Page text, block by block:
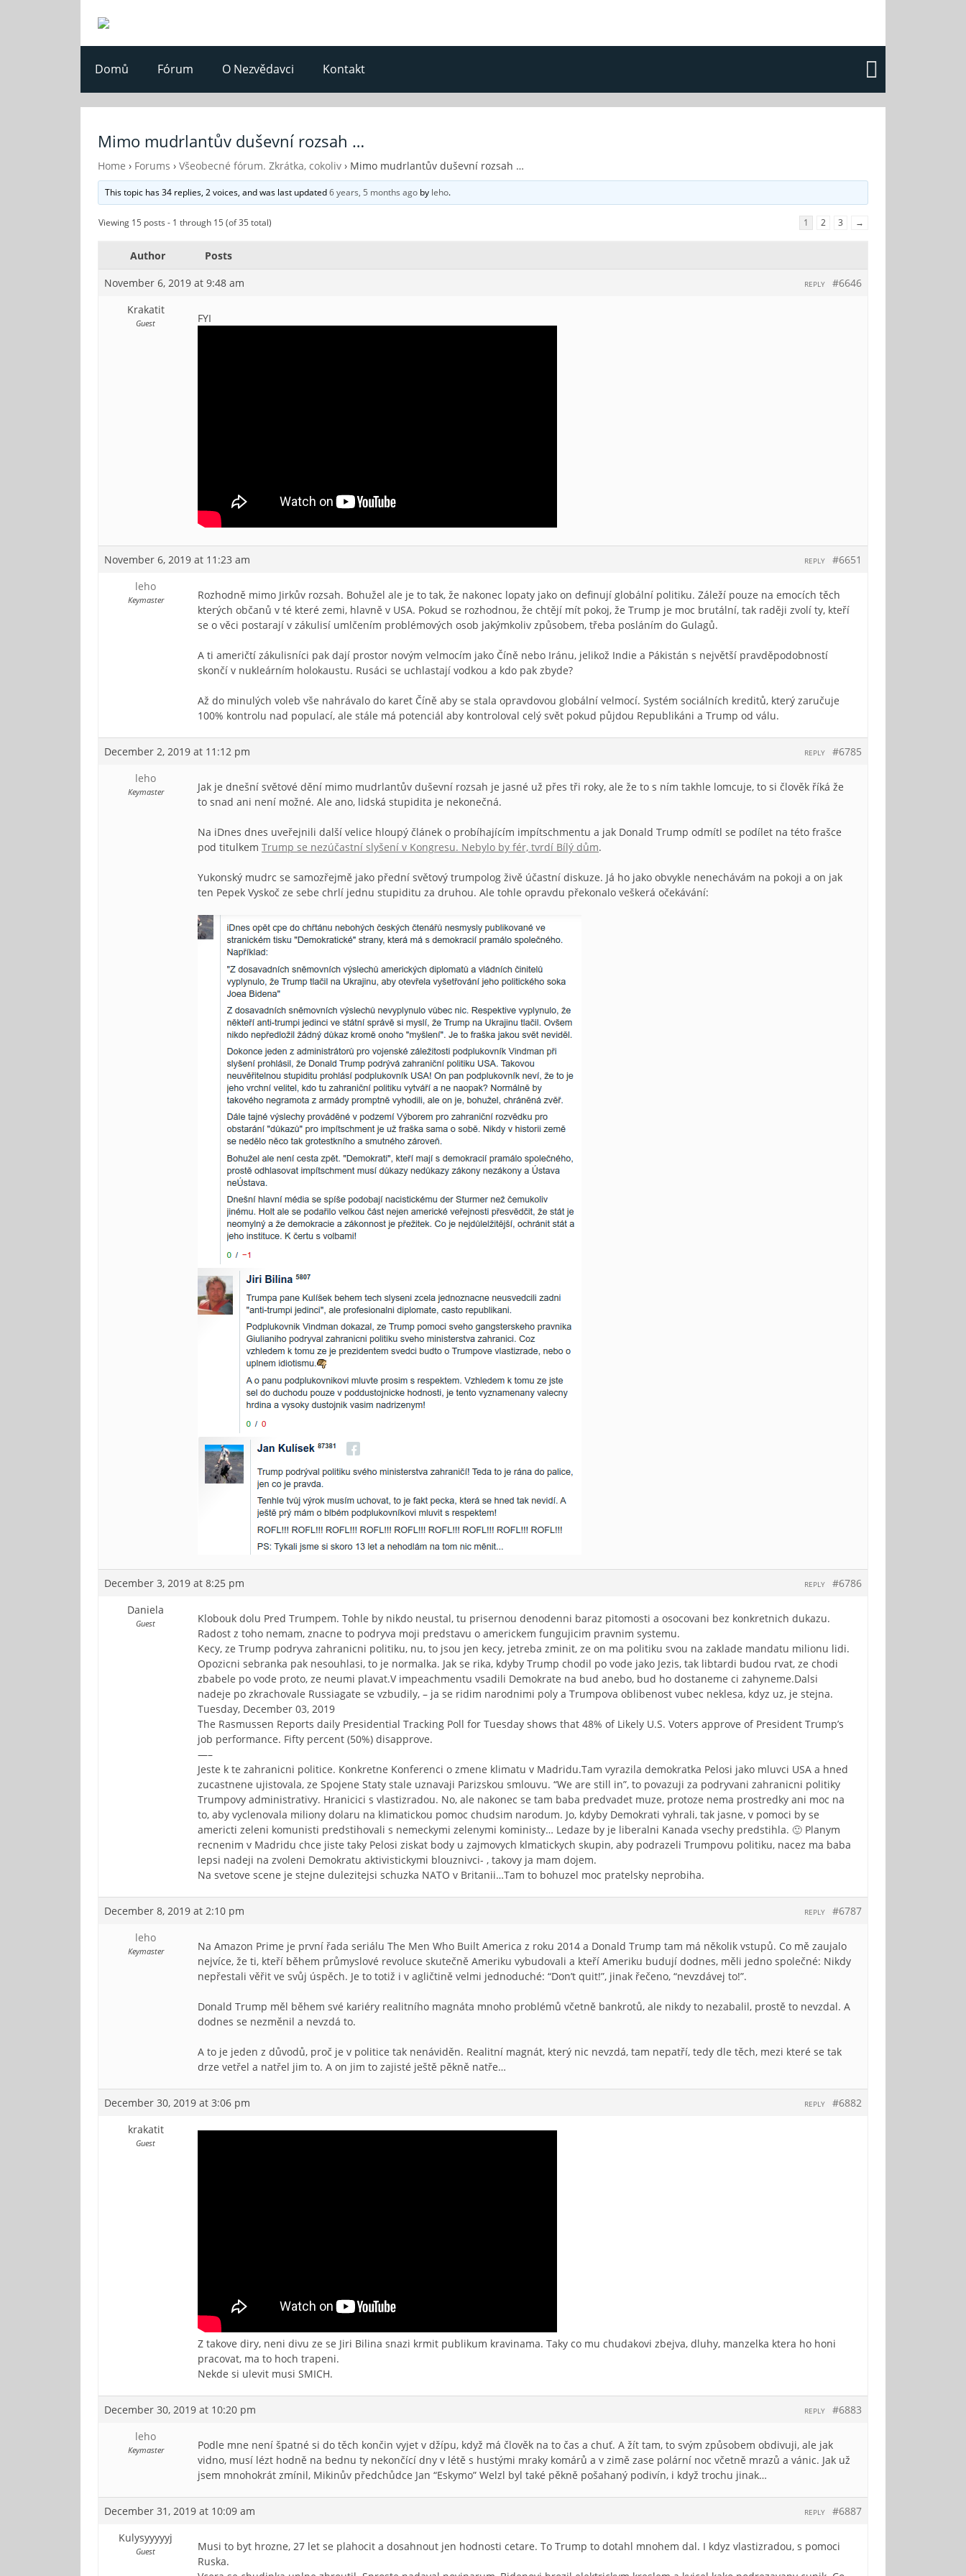
Domů Fórum O Nezvědavci Kontakt
Mimo mudrlantův duševní rozsah …
Home › Forums › Všeobecné fórum. Zkrátka, cokoliv › Mimo mudrlantův duševní rozsah …
This topic has 34 replies, 2 voices, and was last updated6 years, 5 months ago by leho.
Viewing 15 posts - 1 through 15 (of 35 total) 1 2 3 →
Author
Posts
November 6, 2019 at 9:48 am
#6646
REPLY
Krakatit
Guest FYI
November 6, 2019 at 11:23 am #6651
REPLY
leho
Keymaster
Rozhodně mimo Jirkův rozsah. Bohužel ale je to tak, že nakonec lopaty jako on definují globální politiku. Záleží pouze na emocích těch
kterých občanů v té které zemi, hlavně v USA. Pokud se rozhodnou, že chtějí mít pokoj, že Trump je moc brutální, tak raději zvolí ty, kteří
se o věci postarají v zákulisí umlčením problémových osob jakýmkoliv způsobem, třeba posláním do Gulagů.
A ti američtí zákulisníci pak dají prostor novým velmocím jako Číně nebo Iránu, jelikož Indie a Pákistán s největší pravděpodobností
skončí v nukleárním holokaustu. Rusáci se uchlastají vodkou a kdo pak zbyde?
Až do minulých voleb vše nahrávalo do karet Číně aby se stala opravdovou globální velmocí. Systém sociálních kreditů, který zaručuje
100% kontrolu nad populací, ale stále má potenciál aby kontroloval celý svět pokud půjdou Republikáni a Trump od válu.
December 2, 2019 at 11:12 pm #6785
REPLY
leho
Keymaster
Jak je dnešní světové dění mimo mudrlantův duševní rozsah je jasné už přes tři roky, ale že to s ním takhle lomcuje, to si člověk říká že
to snad ani není možné. Ale ano, lidská stupidita je nekonečná.
Na iDnes dnes uveřejnili další velice hloupý článek o probíhajícím impítschmentu a jak Donald Trump odmítl se podílet na této frašce
pod titulkem Trump se nezúčastní slyšení v Kongresu. Nebylo by fér, tvrdí Bílý dům.
Yukonský mudrc se samozřejmě jako přední světový trumpolog živě účastní diskuze. Já ho jako obvykle nenechávám na pokoji a on jak
ten Pepek Vyskoč ze sebe chrlí jednu stupiditu za druhou. Ale tohle opravdu překonalo veškerá očekávání:
December 3, 2019 at 8:25 pm #6786
REPLY
Daniela
Guest
Klobouk dolu Pred Trumpem. Tohle by nikdo neustal, tu prisernou denodenni baraz pitomosti a osocovani bez konkretnich dukazu.
Radost z toho nemam, znacne to podryva moji predstavu o americkem fungujicim pravnim systemu.
Kecy, ze Trump podryva zahranicni politiku, nu, to jsou jen kecy, jetreba zminit, ze on ma politiku svou na zaklade mandatu milionu lidi.
Opozicni sebranka pak nesouhlasi, to je normalka. Jak se rika, kdyby Trump chodil po vode jako Jezis, tak libtardi budou rvat, ze chodi
zbabele po vode proto, ze neumi plavat.V impeachmentu vsadili Demokrate na bud anebo, bud ho dostaneme ci zahyneme.Dalsi
nadeje po zkrachovale Russiagate se vzbudily, – ja se ridim narodnimi poly a Trumpova oblibenost vubec neklesa, kdyz uz, je stejna.
Tuesday, December 03, 2019
The Rasmussen Reports daily Presidential Tracking Poll for Tuesday shows that 48% of Likely U.S. Voters approve of President Trump’s
job performance. Fifty percent (50%) disapprove.
—–
Jeste k te zahranicni politice. Konkretne Konferenci o zmene klimatu v Madridu.Tam vyrazila demokratka Pelosi jako mluvci USA a hned
zucastnene ujistovala, ze Spojene Staty stale uznavaji Parizskou smlouvu. “We are still in”, to povazuji za podryvani zahranicni politiky
Trumpovy administrativy. Hranicici s vlastizradou. No, ale nakonec se tam baba predvadet muze, protoze nema prostredky ani moc na
to, aby vyclenovala miliony dolaru na klimatickou pomoc chudsim narodum. Jo, kdyby Demokrati vyhrali, tak jasne, v pomoci by se
americti zeleni komunisti predstihovali s nemeckymi zelenymi koministy… Ledaze by je liberalni Kanada vsechy predstihla. 🙂 Planym
recnenim v Madridu chce jiste taky Pelosi ziskat body u zajmovych klmatickych skupin, aby podrazeli Trumpovu politiku, nacez ma baba
lepsi nadeji na zvoleni Demokratu aktivistickymi blouznivci- , takovy ja mam dojem.
Na svetove scene je stejne dulezitejsi schuzka NATO v Britanii…Tam to bohuzel moc pratelsky neprobiha.
December 8, 2019 at 2:10 pm #6787
REPLY
leho
Keymaster
Na Amazon Prime je první řada seriálu The Men Who Built America z roku 2014 a Donald Trump tam má několik vstupů. Co mě zaujalo
nejvíce, že ti, kteří během průmyslové revoluce skutečně Ameriku vybudovali a kteří Ameriku budují dodnes, měli jedno společné: Nikdy
nepřestali věřit ve svůj úspěch. Je to totiž i v agličtině velmi jednoduché: “Don’t quit!”, jinak řečeno, “nevzdávej to!”.
Donald Trump měl během své kariéry realitního magnáta mnoho problémů včetně bankrotů, ale nikdy to nezabalil, prostě to nevzdal. A
dodnes se nezměnil a nevzdá to.
A to je jeden z důvodů, proč je v politice tak nenáviděn. Realitní magnát, který nic nevzdá, tam nepatří, tedy dle těch, mezi které se tak
drze vetřel a natřel jim to. A on jim to zajisté ještě pěkně natře…
December 30, 2019 at 3:06 pm #6882
REPLY
krakatit
Guest
Z takove diry, neni divu ze se Jiri Bilina snazi krmit publikum kravinama. Taky co mu chudakovi zbejva, dluhy, manzelka ktera ho honi
pracovat, ma to hoch trapeni.
Nekde si ulevit musi SMICH.
December 30, 2019 at 10:20 pm #6883
REPLY
leho
Keymaster
Podle mne není špatné si do těch končin vyjet v džípu, když má člověk na to čas a chuť. A žít tam, to svým způsobem obdivuji, ale jak
vidno, musí lézt hodně na bednu ty nekončící dny v létě s hustými mraky komárů a v zimě zase polární noc včetně mrazů a vánic. Jak už
jsem mnohokrát zmínil, Mikinův předchůdce Jan “Eskymo” Welzl byl také pěkně pošahaný podivín, i když trochu jinak…
December 31, 2019 at 10:09 am #6887
REPLY
Kulysyyyyyj
Guest
Musi to byt hrozne, 27 let se plahocit a dosahnout jen hodnosti cetare. To Trump to dotahl mnohem dal. I kdyz vlastizradou, s pomoci
Ruska.